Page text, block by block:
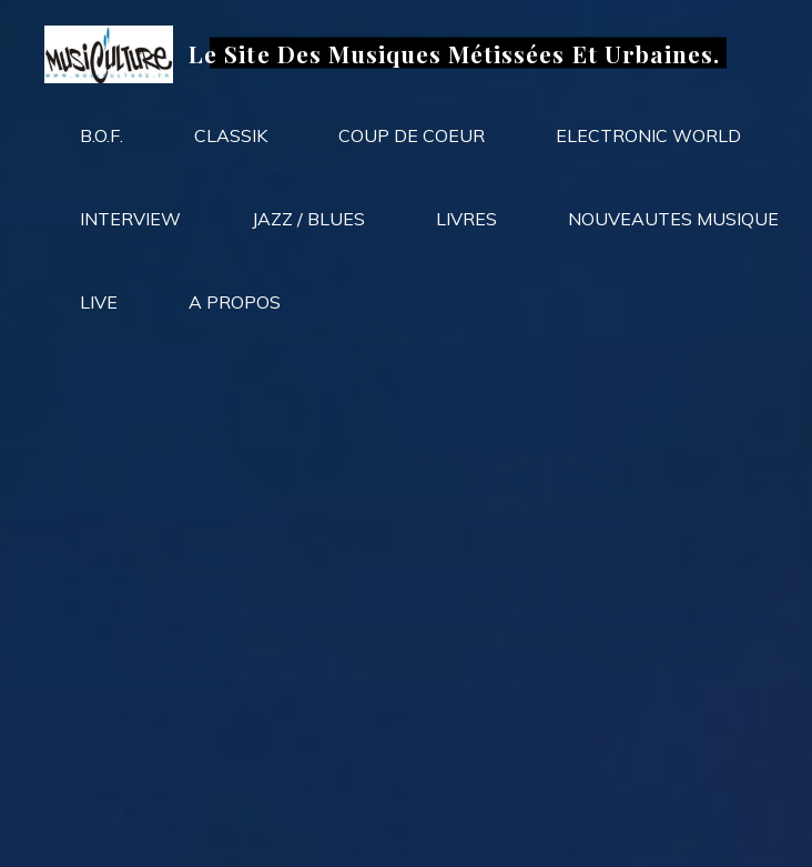
contenu
Le Site Des Musiques Métissées Et Urbaines.
B.O.F. CLASSIK COUP DE COEUR ELECTRONIC WORLD
INTERVIEW JAZZ / BLUES LIVRES NOUVEAUTES MUSIQUE
LIVE A PROPOS